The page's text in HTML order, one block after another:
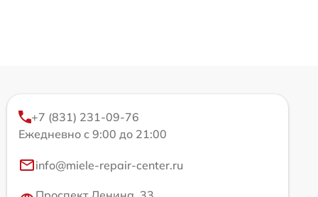
+7 (831) 231-09-76
Ежедневно с 9:00 до 21:00
info@miele-repair-center.ru